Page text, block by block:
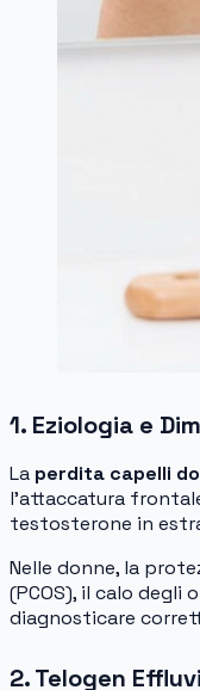
1. Eziologia e
La perdita capelli
l’attaccatura
testosterone in
Nelle donne, la
(PCOS), il calo
diagnosticare
2. Telogen